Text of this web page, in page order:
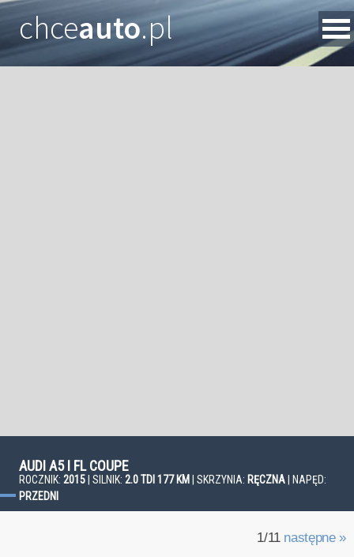
chceauto.pl
AUDI A5 I FL COUPE
ROCZNIK: 2015 | SILNIK: 2.0 TDI 177 KM | SKRZYNIA: RĘCZNA | NAPĘD:
PRZEDNI
1/11 następne »